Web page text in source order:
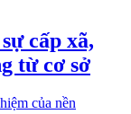
cấp xã,
từ cơ sở